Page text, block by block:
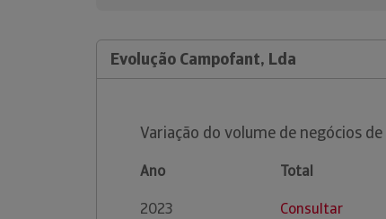
Evolução Campofant, Lda
Variação do volume de negócios de
Ano Total
2023
Consultar